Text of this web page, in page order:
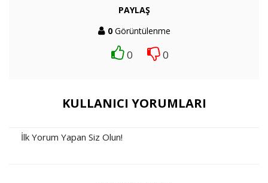
PAYLAŞ
0Görüntülenme
0 0
KULLANICI YORUMLARI
İlk Yorum Yapan Siz Olun!